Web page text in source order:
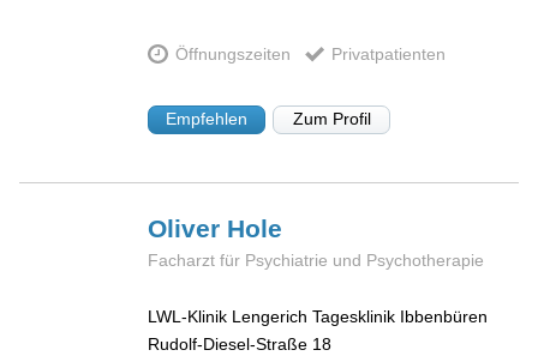
Öffnungszeiten Privatpatienten
Empfehlen Zum Profil
Oliver Hole
Facharzt für Psychiatrie und Psychotherapie
LWL-Klinik Lengerich Tagesklinik Ibbenbüren
Rudolf-Diesel-Straße 18